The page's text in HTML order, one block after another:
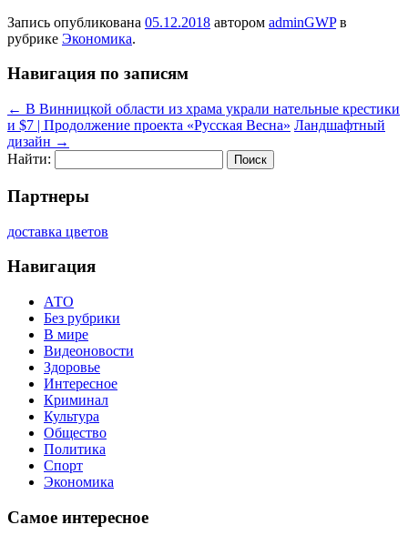
Запись опубликована 05.12.2018 автором adminGWPв
рубрике Экономика.
Навигация по записям
← В Винницкой области из храма украли нательные крестики
и $7 | Продолжение проекта «Русская Весна» Ландшафтный
дизайн →
Найти:
Партнеры
доставка цветов
Навигация
АТО
Без рубрики
В мире
Видеоновости
Здоровье
Интересное
Криминал
Культура
Общество
Политика
Спорт
Экономика
Самое интересное